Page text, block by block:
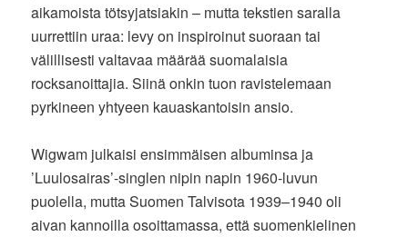
aikamoista tötsyjatsiakin – mutta tekstien saralla
uurrettiin uraa: levy on inspiroinut suoraan tai
välillisesti valtavaa määrää suomalaisia
rocksanoittajia. Siinä onkin tuon ravistelemaan
pyrkineen yhtyeen kauaskantoisin ansio.
Wigwam julkaisi ensimmäisen albuminsa ja
’Luulosairas’-singlen nipin napin 1960-luvun
puolella, mutta Suomen Talvisota 1939–1940 oli
aivan kannoilla osoittamassa, että suomenkielinen